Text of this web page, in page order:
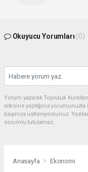
Okuyucu Yorumları (0)
Yorum yazarak Topluluk
sitesine yaptığınız
başınıza üstleniyorsunuz.
sorumlu tutulamaz.
Anasayfa Ekonomi